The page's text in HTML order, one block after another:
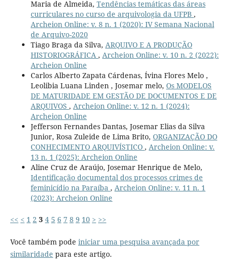
Maria de Almeida, Tendências temáticas das áreas
curriculares no curso de arquivologia da UFPB ,
Archeion Online: v. 8 n. 1 (2020): IV Semana Nacional
de Arquivo-2020
Tiago Braga da Silva, ARQUIVO E A PRODUÇÃO
HISTORIOGRÁFICA , Archeion Online: v. 10 n. 2 (2022):
Archeion Online
Carlos Alberto Zapata Cárdenas, Ívina Flores Melo ,
Leolibia Luana Linden , Josemar melo, Os MODELOS
DE MATURIDADE EM GESTÃO DE DOCUMENTOS E DE
ARQUIVOS , Archeion Online: v. 12 n. 1 (2024):
Archeion Online
Jefferson Fernandes Dantas, Josemar Elias da Silva
Junior, Rosa Zuleide de Lima Brito, ORGANIZAÇÃO DO
CONHECIMENTO ARQUIVÍSTICO , Archeion Online: v.
13 n. 1 (2025): Archeion Online
Aline Cruz de Araújo, Josemar Henrique de Melo,
Identificação documental dos processos crimes de
feminicídio na Paraíba , Archeion Online: v. 11 n. 1
(2023): Archeion Online
<< < 1 2 3 4 5 6 7 8 9 10 > >>
Você também pode iniciar uma pesquisa avançada por
similaridade para este artigo.